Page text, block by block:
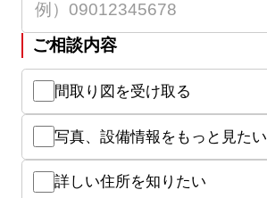
ご相談内容
間取り図を受け取る
写真、設備情報をもっと見たい
詳しい住所を知りたい